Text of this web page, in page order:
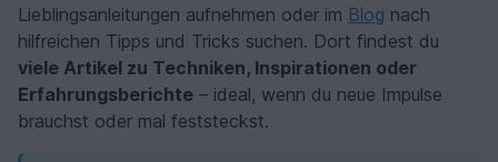
Lieblingsanleitungen aufnehmen oder im Blog nach
hilfreichen Tipps und Tricks suchen. Dort findest du
viele Artikel zu Techniken, Inspirationen oder
Erfahrungsberichte – ideal, wenn du neue Impulse
brauchst oder mal feststeckst.